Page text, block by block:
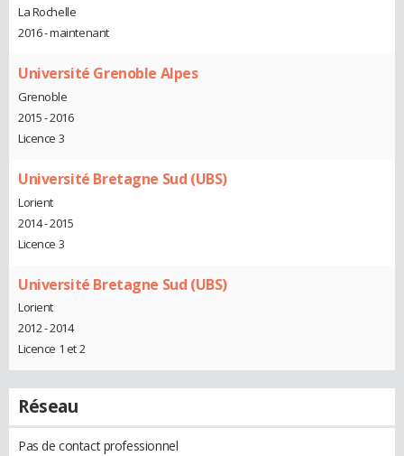
La Rochelle
2016 - maintenant
Université Grenoble Alpes
Grenoble
2015 - 2016
Licence 3
Université Bretagne Sud (UBS)
Lorient
2014 - 2015
Licence 3
Université Bretagne Sud (UBS)
Lorient
2012 - 2014
Licence 1 et 2
Réseau
Pas de contact professionnel